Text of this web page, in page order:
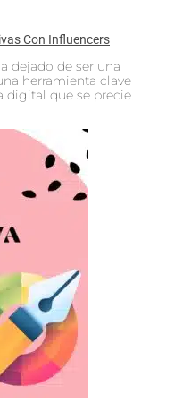
Con Influencers
dejado de ser una
herramienta clave
digital que se precie.